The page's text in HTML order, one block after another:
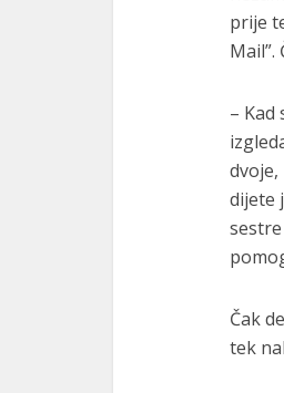
prije
– Kad
dijete
Čak
tek